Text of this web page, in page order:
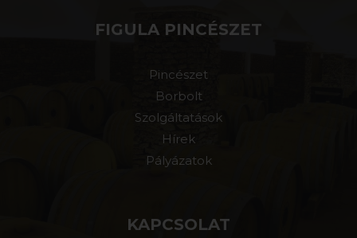
FIGULA PINCÉSZET
Pincészet
Borbolt
Szolgáltatások
Hírek
Pályázatok
KAPCSOLAT